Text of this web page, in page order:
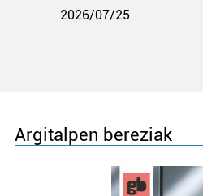
2026/07/25
Argitalpen bereziak